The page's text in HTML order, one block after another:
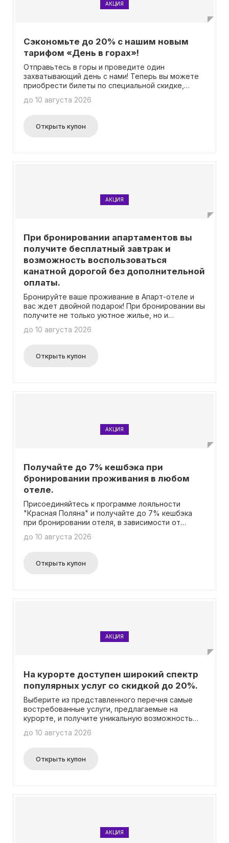
АКЦИЯ
Сэкономьте до 20% с нашим новым
тарифом «День в горах»!
Отправьтесь в горы и проведите один
захватывающий день с нами! Теперь вы можете
приобрести билеты по специальной скидке,
подробности акции вы найдете на нашей
вам не нужно будет вводить какой-либо
промокод для получения скидки. Вас ждут
до 10 августа 2026
Открыть купон
АКЦИЯ
При бронировании апартаментов вы
получите бесплатный завтрак и
возможность воспользоваться
канатной дорогой без дополнительной
оплаты.
Бронируйте ваше проживание в Апарт-отеле и
вас ждет двойной подарок! При бронировании вы
получите не только уютное жилье, но и
А это еще не всё! Вас также ожидает бесплатный
живописными видами! Необходимость ввода
промокода отсутствует, все бонусы вас
до 10 августа 2026
Открыть купон
АКЦИЯ
Получайте до 7% кешбэка при
бронировании проживания в любом
отеле.
Присоединяйтесь к программе лояльности
"Красная Поляна" и получайте до 7% кешбэка
при бронировании отеля, в зависимости от
информация о акции доступна на
промокод.
до 10 августа 2026
Открыть купон
АКЦИЯ
На курорте доступен широкий спектр
популярных услуг со скидкой до 20%.
Выберите из представленного перечня самые
востребованные услуги, предлагаемые на
курорте, и получите уникальную возможность
данном случае не требуется ввод промокода.
до 10 августа 2026
Открыть купон
АКЦИЯ